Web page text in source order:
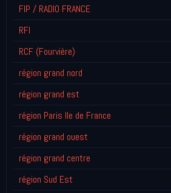
FIP / RADIO FRANCE
RFI
RCF (Fourvière)
région grand nord
région grand est
région Paris Ile de France
région grand ouest
région grand centre
région Sud Est